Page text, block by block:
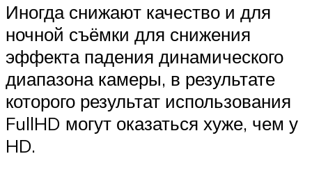
Иногда снижают качество и для
ночной съёмки для снижения
эффекта падения динамического
диапазона камеры, в результате
которого результат использования
FullHD могут оказаться хуже, чем у
HD.